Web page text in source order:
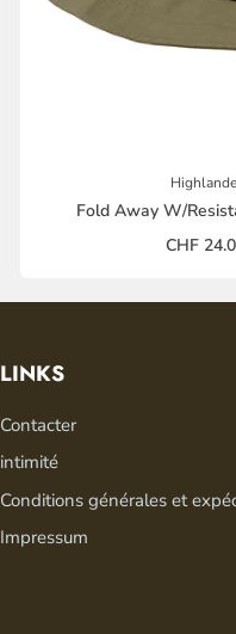
Fold Away W/
CHF
LINKS
Contacter
intimité
Conditions générales et
Impressum